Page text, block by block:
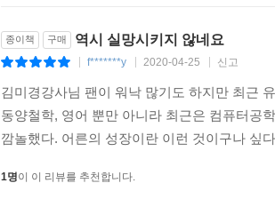
종이책 구매 역시 실망시키지 않네요
f*******y 2020-04-25 신고
김미경강사님 팬이 워낙 많기도 하지만 최근
동양철학, 영어 뿐만 아니라 최근은 컴퓨터공
깜놀했다. 어른의 성장이란 이런 것이구나 싶
1명이 이 리뷰를 추천합니다.